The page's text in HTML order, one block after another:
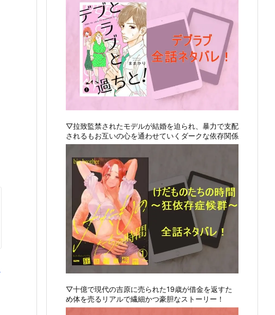
▽拉致監禁されたモデルが結婚を迫られ、暴力で支配
されるもお互いの心を通わせていくダークな依存関係
▽十億で現代の吉原に売られた19歳が借金を返すた
め体を売るリアルで繊細かつ豪胆なストーリー！